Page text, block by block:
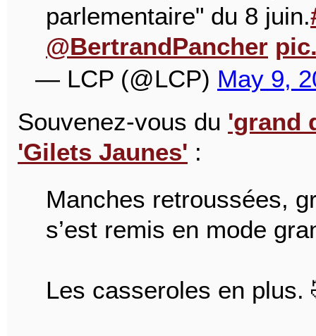
parlementaire" du 8 juin.
@BertrandPancher
— LCP (@LCP) May 9,
Souvenez-vous du 'grand
'Gilets Jaunes' :
Manches retroussées,
s’est remis en mode
Les casseroles en plus.